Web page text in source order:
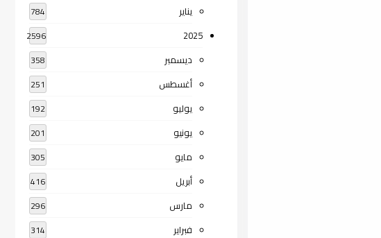
يناير 784
2025
2596
ديسمبر 358
أغسطس 251
يوليو 192
يونيو 201
مايو 305
أبريل 416
مارس 296
فبراير 314